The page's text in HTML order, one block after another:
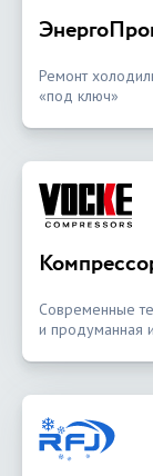
Ремонт
«под ключ»
Современные
и продуманная